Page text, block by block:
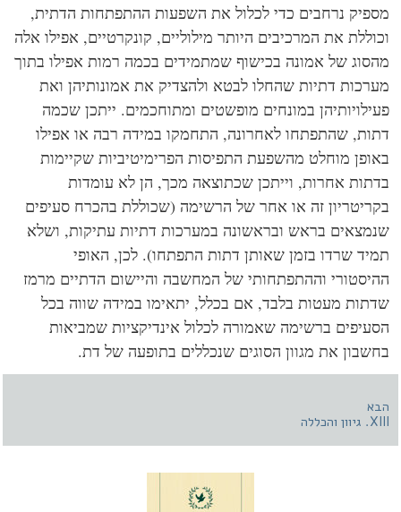
נרחבים כדי לכלול את השפעות ההתפתחות הדתית,
את המרכיבים היותר מילוליים, קונקרטיים, אפילו אלה
של אמונה בכישוף שמתמידים בכמה רמות אפילו בתוך
דתיות שהחלו לבטא ולהצדיק את אמונותיהן ואת
במונחים מופשטים ומתוחכמים. ייתכן שכמה
שהתפתחו לאחרונה, התחמקו במידה רבה או אפילו
מוחלט מהשפעת התפיסות הפרימיטיביות שקיימות
אחרות, וייתכן שכתוצאה מכך, הן לא עומדות
זה או אחר של הרשימה (שכוללת בהכרח סעיפים
בראש ובראשונה במערכות דתיות עתיקות, ושלא
שרדו בזמן שאותן דתות התפתחו). לכן, האופי
וההתפתחותי של המחשבה והיישום הדתיים מרמז
מעטות בלבד, אם בכלל, יתאימו במידה שווה בכל
ברשימה שאמורה לכלול אינדיקציות שמביאות
את מגוון הסוגים שנכללים בתופעה של דת.